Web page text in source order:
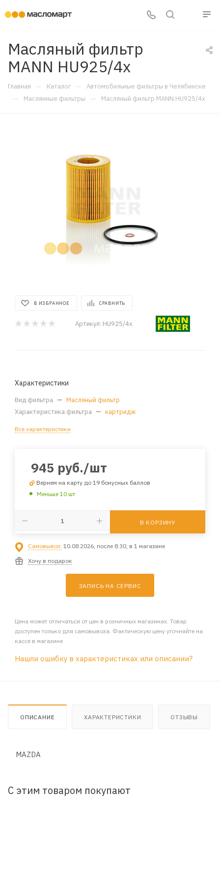
Масляный фильтр
MANN HU925/4x
Главная — Каталог — Автомобильные фильтры в Челябинске
— Маслянные фильтры — Масляный фильтр MANN HU925/4x
В ИЗБРАННОЕ СРАВНИТЬ
Артикул: HU925/4x
Характеристики
Вид фильтра — Масляный фильтр
Характеристика фильтра — картридж
Все характеристики
945 руб./шт
Вернем на карту до 19 бонусных баллов
Меньше 10 шт
В КОРЗИНУ
Самовывоз: 10.08.2026, после 8:30, в 1 магазине
Хочу в подарок
ЗАПИСЬ НА СЕРВИС
Цена может отличаться от цен в розничных магазинах. Товар
доступен только для самовывоза. Фактическую цену уточняйте на
кассе в магазине
Нашли ошибку в характеристиках или описании?
ОПИСАНИЕ ХАРАКТЕРИСТИКИ ОТЗЫВЫ
MAZDA
С этим товаром покупают